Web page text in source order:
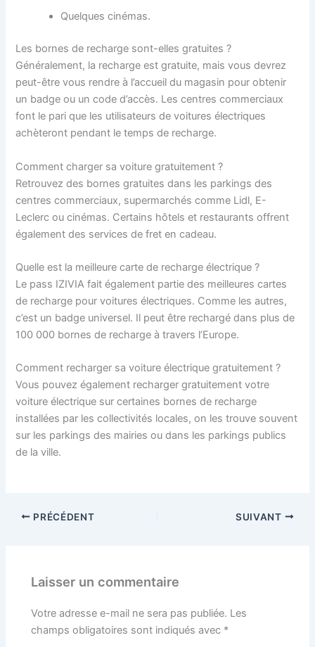
Quelques cinémas.
Les bornes de recharge sont-elles gratuites ?
Généralement, la recharge est gratuite, mais vous devrez
peut-être vous rendre à l’accueil du magasin pour obtenir
un badge ou un code d’accès. Les centres commerciaux
font le pari que les utilisateurs de voitures électriques
achèteront pendant le temps de recharge.
Comment charger sa voiture gratuitement ?
Retrouvez des bornes gratuites dans les parkings des
centres commerciaux, supermarchés comme Lidl, E-
Leclerc ou cinémas. Certains hôtels et restaurants offrent
également des services de fret en cadeau.
Quelle est la meilleure carte de recharge électrique ?
Le pass IZIVIA fait également partie des meilleures cartes
de recharge pour voitures électriques. Comme les autres,
c’est un badge universel. Il peut être rechargé dans plus de
100 000 bornes de recharge à travers l’Europe.
Comment recharger sa voiture électrique gratuitement ?
Vous pouvez également recharger gratuitement votre
voiture électrique sur certaines bornes de recharge
installées par les collectivités locales, on les trouve souvent
sur les parkings des mairies ou dans les parkings publics
de la ville.
PRÉCÉDENT SUIVANT
Laisser un commentaire
Votre adresse e-mail ne sera pas publiée. Les
champs obligatoires sont indiqués avec *